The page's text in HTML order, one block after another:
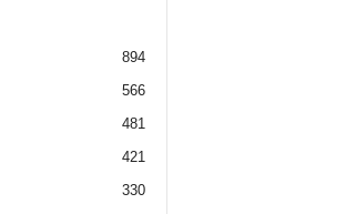
894
566
481
421
330